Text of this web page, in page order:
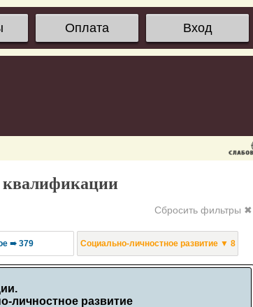
Оплата Вход
Сбросить фильтры ✖
➠ 379 Социально-личностное развитие ▼ 8
личностное развитие